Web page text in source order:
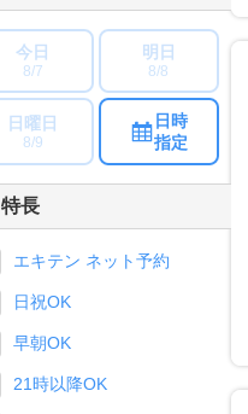
今日
8/7
明日
8/8
日曜日
8/9
日時
指定
特長
エキテン ネット予約
日祝OK
早朝OK
21時以降OK